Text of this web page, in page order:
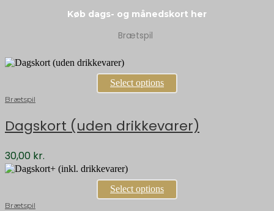
Køb dags- og månedskort her
Brætspil
Select options
Brætspil
Dagskort (uden drikkevarer)
30,00 kr.
Select options
Brætspil